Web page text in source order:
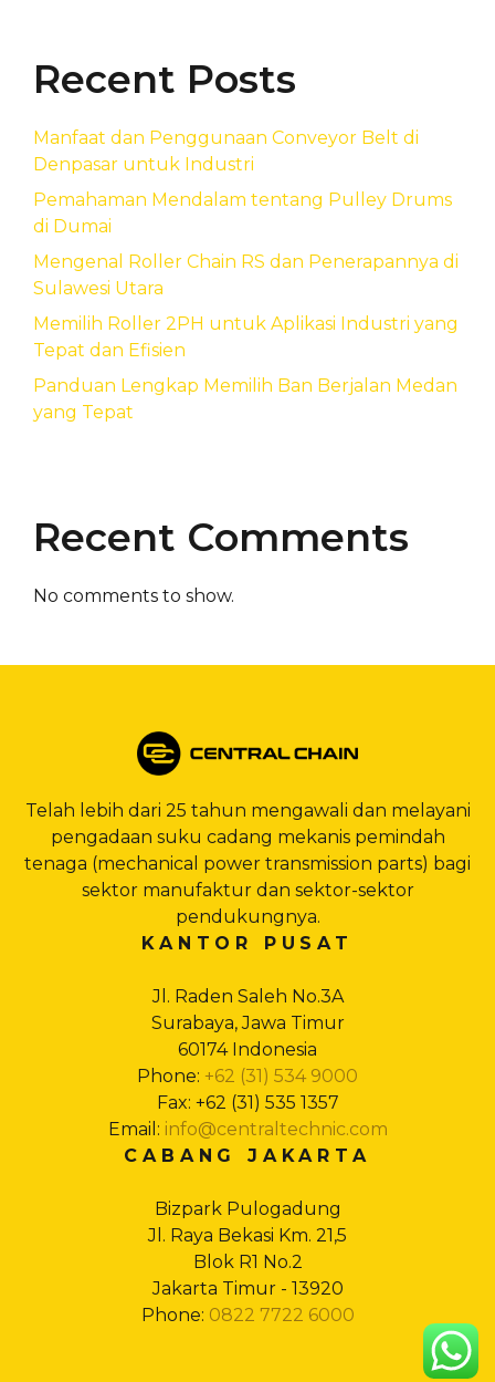
Recent Posts
Manfaat dan Penggunaan Conveyor Belt di
Denpasar untuk Industri
Pemahaman Mendalam tentang Pulley Drums
di Dumai
Mengenal Roller Chain RS dan Penerapannya di
Sulawesi Utara
Memilih Roller 2PH untuk Aplikasi Industri yang
Tepat dan Efisien
Panduan Lengkap Memilih Ban Berjalan Medan
yang Tepat
Recent Comments
No comments to show.
Telah lebih dari 25 tahun mengawali dan melayani
pengadaan suku cadang mekanis pemindah
tenaga (mechanical power transmission parts) bagi
sektor manufaktur dan sektor-sektor
pendukungnya.
KANTOR PUSAT
Jl. Raden Saleh No.3A
Surabaya, Jawa Timur
60174 Indonesia
Phone: +62 (31) 534 9000
Fax: +62 (31) 535 1357
Email: info@centraltechnic.com
CABANG JAKARTA
Bizpark Pulogadung
Jl. Raya Bekasi Km. 21,5
Blok R1 No.2
Jakarta Timur - 13920
Phone: 0822 7722 6000